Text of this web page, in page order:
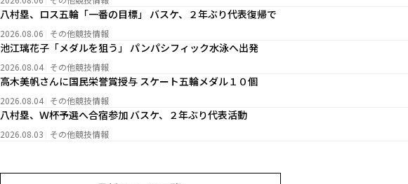
八村塁、ロス五輪「一番の目標」 バスケ、２年ぶり代表復帰で
2026.08.06 その他競技情報
池江璃花子「メダルを狙う」 パンパシフィック水泳へ出発
2026.08.04 その他競技情報
高木美帆さんに国民栄誉賞授与 スケート五輪メダル１０個
2026.08.04 その他競技情報
八村塁、Ｗ杯予選へ合宿参加 バスケ、２年ぶり代表活動
2026.08.03 その他競技情報